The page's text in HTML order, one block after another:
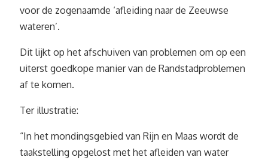
voor de zogenaamde ‘afleiding naar de Zeeuwse
wateren’.
Dit lijkt op het afschuiven van problemen om op een
uiterst goedkope manier van de Randstadproblemen
af te komen.
Ter illustratie:
“In het mondingsgebied van Rijn en Maas wordt de
taakstelling opgelost met het afleiden van water